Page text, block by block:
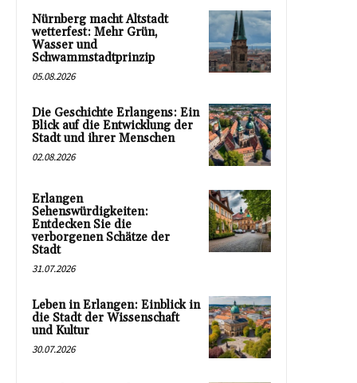
Nürnberg macht Altstadt
wetterfest: Mehr Grün,
Wasser und
Schwammstadtprinzip
05.08.2026
Die Geschichte Erlangens: Ein
Blick auf die Entwicklung der
Stadt und ihrer Menschen
02.08.2026
Erlangen
Sehenswürdigkeiten:
Entdecken Sie die
verborgenen Schätze der
Stadt
31.07.2026
Leben in Erlangen: Einblick in
die Stadt der Wissenschaft
und Kultur
30.07.2026